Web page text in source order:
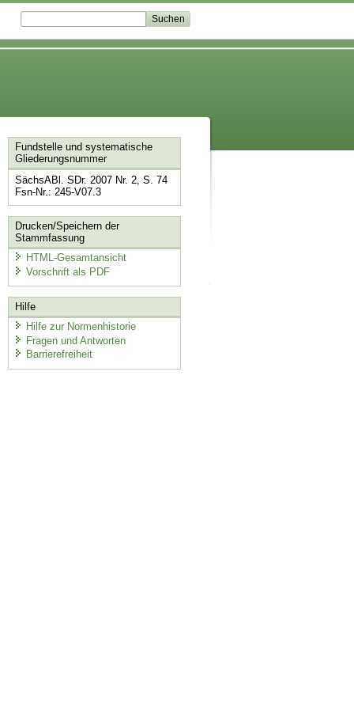
Fundstelle und systematische
Gliederungsnummer
SächsABl. SDr. 2007 Nr. 2, S. 74
Fsn-Nr.: 245-V07.3
Drucken/Speichern der
Stammfassung
HTML-Gesamtansicht
Vorschrift als PDF
Hilfe
Hilfe zur Normenhistorie
Fragen und Antworten
Barrierefreiheit